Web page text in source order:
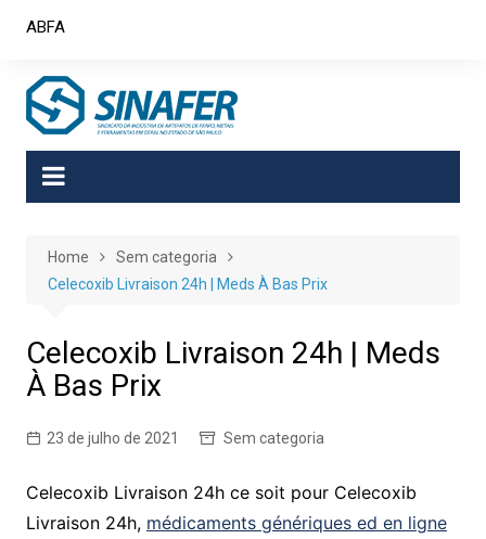
ABFA
Home
Sem categoria
Celecoxib Livraison 24h | Meds À Bas Prix
Celecoxib Livraison 24h | Meds
À Bas Prix
23 de julho de 2021 Sem categoria
Celecoxib Livraison 24h ce soit pour Celecoxib
Livraison 24h, médicaments génériques ed en ligne